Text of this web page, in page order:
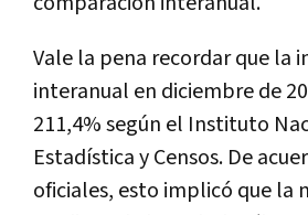
Vale la pena recordar que la
interanual en diciembre de
211,4% según el Instituto
Estadística y Censos. De
oficiales, esto implicó que la